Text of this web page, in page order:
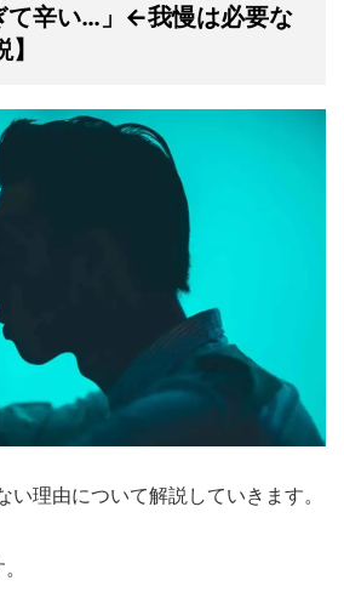
て辛い…」←我慢は必要な
い理由について解説していきます。